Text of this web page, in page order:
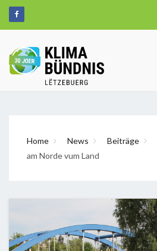
Home News Beiträge
am Norde vum Land